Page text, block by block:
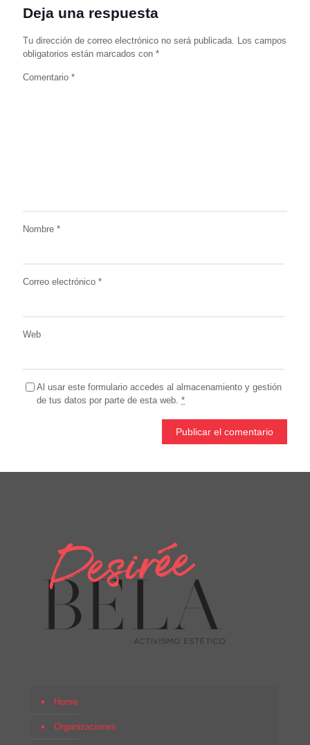
Deja una respuesta
Tu dirección de correo electrónico no será publicada. Los campos
obligatorios están marcados con *
Comentario *
Nombre *
Correo electrónico *
Web
Al usar este formulario accedes al almacenamiento y gestión
de tus datos por parte de esta web. *
Home
Organizaciones